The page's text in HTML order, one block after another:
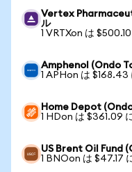
Vertex
ル
1 VRTXon は
Amphenol (Ondo
1 APHon は $168.43
Home Depot
1 HDon は $361.09
US Brent Oil Fund
1 BNOon は $47.17